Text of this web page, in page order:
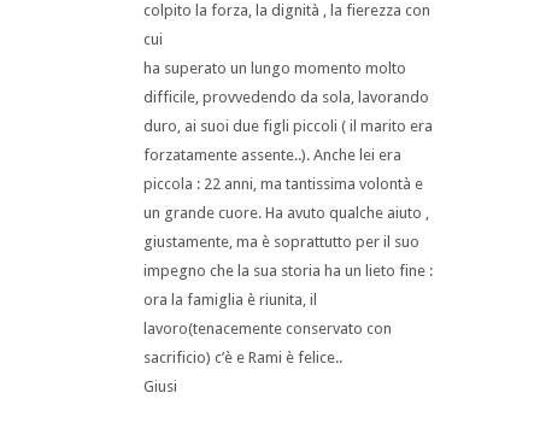
colpito la forza, la dignità , la fierezza con
cui
ha superato un lungo momento molto
difficile, provvedendo da sola, lavorando
duro, ai suoi due figli piccoli ( il marito era
forzatamente assente..). Anche lei era
piccola : 22 anni, ma tantissima volontà e
un grande cuore. Ha avuto qualche aiuto ,
giustamente, ma è soprattutto per il suo
impegno che la sua storia ha un lieto fine :
ora la famiglia è riunita, il
lavoro(tenacemente conservato con
sacrificio) c’è e Rami è felice..
Giusi